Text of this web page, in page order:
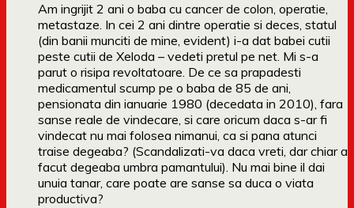
Am ingrijit 2 ani o baba cu cancer de colon, operatie,
metastaze. In cei 2 ani dintre operatie si deces, statul
(din banii munciti de mine, evident) i-a dat babei cutii
peste cutii de Xeloda – vedeti pretul pe net. Mi s-a
parut o risipa revoltatoare. De ce sa prapadesti
medicamentul scump pe o baba de 85 de ani,
pensionata din ianuarie 1980 (decedata in 2010), fara
sanse reale de vindecare, si care oricum daca s-ar fi
vindecat nu mai folosea nimanui, ca si pana atunci
traise degeaba? (Scandalizati-va daca vreti, dar chiar a
facut degeaba umbra pamantului). Nu mai bine il dai
unuia tanar, care poate are sanse sa duca o viata
productiva?